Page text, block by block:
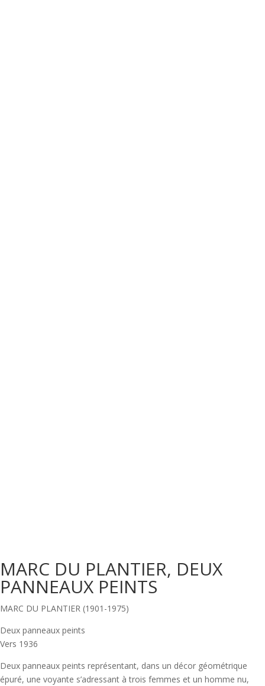
MARC DU PLANTIER, DEUX
PANNEAUX PEINTS
MARC DU PLANTIER (1901-1975)
Deux panneaux peints
Vers 1936
Deux panneaux peints représentant, dans un décor géométrique
épuré, une voyante s’adressant à trois femmes et un homme nu,